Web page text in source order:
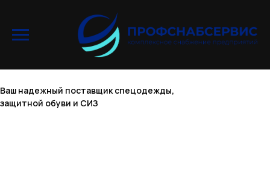
Ваш надежный поставщик спецодежды,
защитной обуви и СИЗ